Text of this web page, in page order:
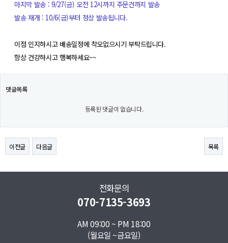
마지막 발송 : 9/27(금) 오전 12시까지 주문건까지 발송
발송 재개 : 10/6(금)부터 정상 발송됩니다.
이점 인지하시고 배송일정에 착오없으시기 부탁드립니다.
항상 건강하시고 행복하세요~~
댓글목록
등록된 댓글이 없습니다.
이전글 다음글 목록
전화문의
070-7135-3693
AM 09:00 ~ PM 18:00
(월요일 ~금요일)